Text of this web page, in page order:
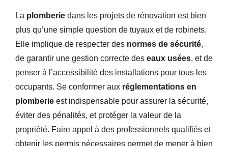
La plomberie dans les projets de rénovation est bien
plus qu’une simple question de tuyaux et de robinets.
Elle implique de respecter des normes de sécurité,
de garantir une gestion correcte des eaux usées, et de
penser à l’accessibilité des installations pour tous les
occupants. Se conformer aux réglementations en
plomberie est indispensable pour assurer la sécurité,
éviter des pénalités, et protéger la valeur de la
propriété. Faire appel à des professionnels qualifiés et
obtenir les permis nécessaires permet de mener à bien